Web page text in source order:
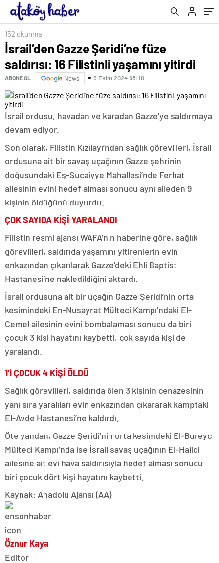
152 okunma
İsrail’den Gazze Şeridi’ne füze
saldırısı: 16 Filistinli yaşamını yitirdi
ABONE OL News 9 Ekim 2024 08:10
İsrail ordusu, havadan ve karadan Gazze’ye saldırmaya
devam ediyor.
Son olarak, Filistin Kızılayı’ndan sağlık görevlileri, İsrail
ordusuna ait bir savaş uçağının Gazze şehrinin
doğusundaki Eş-Şucaiyye Mahallesi’nde Ferhat
ailesinin evini hedef alması sonucu aynı aileden 9
kişinin öldüğünü duyurdu.
ÇOK SAYIDA KİŞİ YARALANDI
Filistin resmi ajansı WAFA’nın haberine göre, sağlık
görevlileri, saldırıda yaşamını yitirenlerin evin
enkazından çıkarılarak Gazze’deki Ehli Baptist
Hastanesi’ne nakledildiğini aktardı.
İsrail ordusuna ait bir uçağın Gazze Şeridi’nin orta
kesimindeki En-Nusayrat Mülteci Kampı’ndaki El-
Cemel ailesinin evini bombalaması sonucu da biri
çocuk 3 kişi hayatını kaybetti, çok sayıda kişi de
yaralandı.
1’i ÇOCUK 4 KİŞİ ÖLDÜ
Sağlık görevlileri, saldırıda ölen 3 kişinin cenazesinin
yanı sıra yaralıları evin enkazından çıkararak kamptaki
El-Avde Hastanesi’ne kaldırdı.
Öte yandan, Gazze Şeridi’nin orta kesimdeki El-Bureyc
Mülteci Kampı’nda ise İsrail savaş uçağının El-Halidi
ailesine ait evi hava saldırısıyla hedef alması sonucu
biri çocuk dört kişi hayatını kaybetti.
Kaynak: Anadolu Ajansı (AA)
Öznur Kaya
Editor